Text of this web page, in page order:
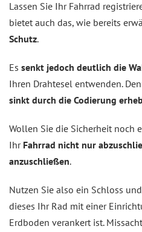
Lassen Sie Ihr Fahrrad
bietet auch das, wie bereits
Schutz.
Es senkt jedoch deutlich die
Ihren Drahtesel entwenden.
sinkt durch die Codierung
Wollen Sie die Sicherheit noch
IhrFahrrad nicht nur
anzuschließen.
Nutzen Sie also ein Schloss
dieses Ihr Rad mit einer
Erdboden verankert ist.